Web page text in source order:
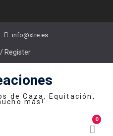
info@xtre.es
/ Register
de Caza, Equitación,
más!
0